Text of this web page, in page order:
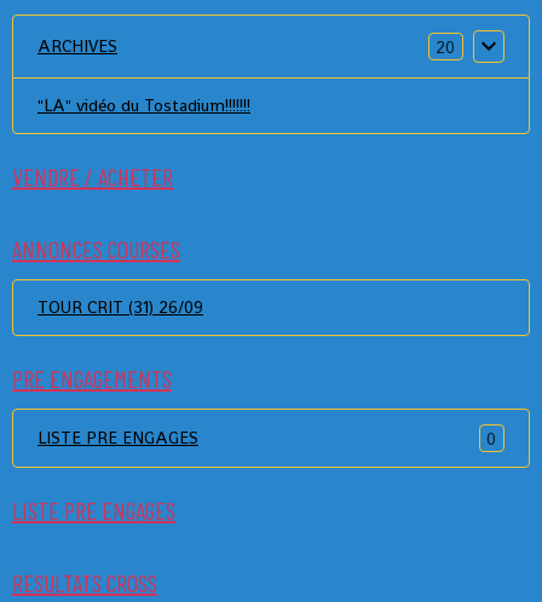
ARCHIVES 20
"LA" vidéo du Tostadium!!!!!!!
VENDRE / ACHETER
ANNONCES COURSES
TOUR CRIT (31) 26/09
PRE ENGAGEMENTS
LISTE PRE ENGAGES 0
LISTE PRE ENGAGES
RESULTATS CROSS